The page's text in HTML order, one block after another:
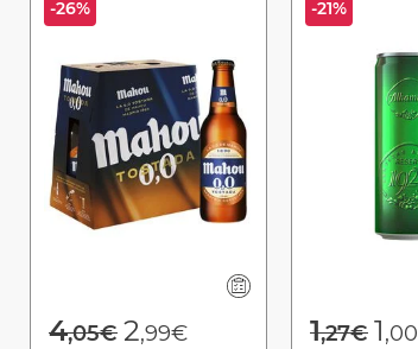
-26%
Price reduced from
4,05€to
2,99€
-21%
Price
1,27€to
1